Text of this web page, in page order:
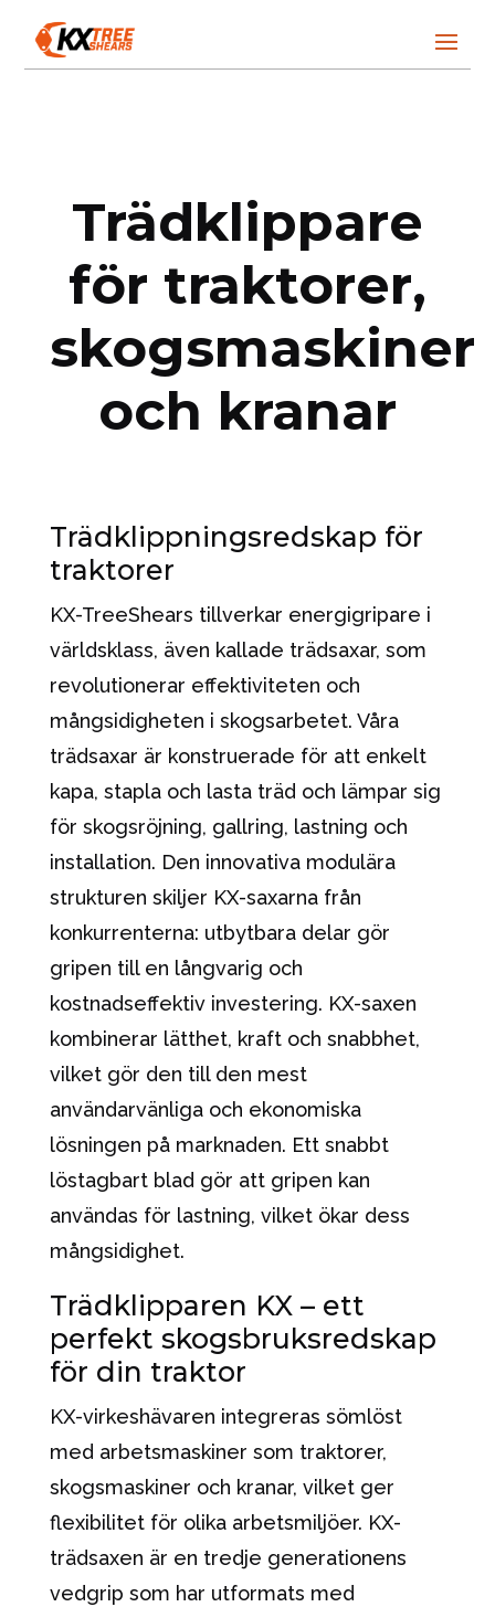
Trädklippare
för traktorer,
skogsmaskiner
och kranar
Trädklippningsredskap för
traktorer
KX-TreeShears tillverkar energigripare i
världsklass, även kallade trädsaxar, som
revolutionerar effektiviteten och
mångsidigheten i skogsarbetet. Våra
trädsaxar är konstruerade för att enkelt
kapa, stapla och lasta träd och lämpar sig
för skogsröjning, gallring, lastning och
installation. Den innovativa modulära
strukturen skiljer KX-saxarna från
konkurrenterna: utbytbara delar gör
gripen till en långvarig och
kostnadseffektiv investering. KX-saxen
kombinerar lätthet, kraft och snabbhet,
vilket gör den till den mest
användarvänliga och ekonomiska
lösningen på marknaden. Ett snabbt
löstagbart blad gör att gripen kan
användas för lastning, vilket ökar dess
mångsidighet.
Trädklipparen KX – ett
perfekt skogsbruksredskap
för din traktor
KX-virkeshävaren integreras sömlöst
med arbetsmaskiner som traktorer,
skogsmaskiner och kranar, vilket ger
flexibilitet för olika arbetsmiljöer. KX-
trädsaxen är en tredje generationens
vedgrip som har utformats med